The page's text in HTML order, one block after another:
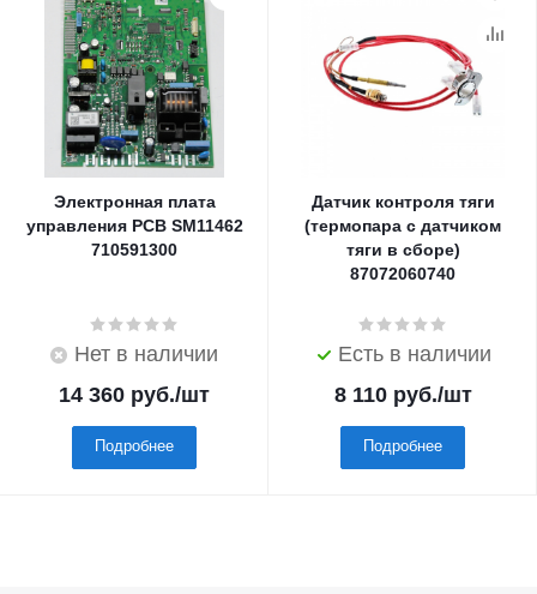
Электронная плата
управления PCB SM11462
710591300
Нет в наличии
14 360 руб./шт
Подробнее
Датчик контроля тяги
(термопара с датчиком
тяги в сборе)
87072060740
Есть в наличии
8 110руб./шт
Подробнее